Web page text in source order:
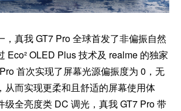
，真我 GT7 Pro 全球首发了非偏振自然
Eco² OLED Plus 技术及 realme 的独家
首次实现了屏幕光源偏振度为 0，无
从而实现更柔和且舒适的屏幕使用体
级全亮度类 DC 调光，真我 GT7 Pro 带